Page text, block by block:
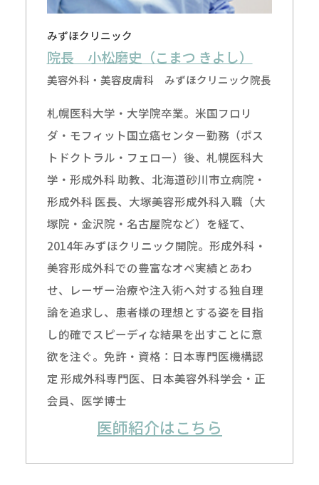
みずほクリニック
院長 小松磨史（こまつ きよし）
美容外科・美容皮膚科 みずほクリニック院長
札幌医科大学・大学院卒業。米国フロリ
ダ・モフィット国立癌センター勤務（ポス
トドクトラル・フェロー）後、札幌医科大
学・形成外科 助教、北海道砂川市立病院・
形成外科 医長、大塚美容形成外科入職（大
塚院・金沢院・名古屋院など）を経て、
2014年みずほクリニック開院。形成外科・
美容形成外科での豊富なオペ実績とあわ
せ、レーザー治療や注入術へ対する独自理
論を追求し、患者様の理想とする姿を目指
し的確でスピーディな結果を出すことに意
欲を注ぐ。免許・資格：日本専門医機構認
定 形成外科専門医、日本美容外科学会・正
会員、医学博士
医師紹介はこちら